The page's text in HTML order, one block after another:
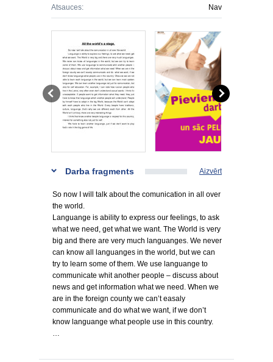
Atsauces: Nav
Darba fragments Aizvērt
So now I will talk about the comunication in all over
the world.
Languange is ability to express our feelings, to ask
what we need, get what we want. The World is very
big and there are very much languanges. We never
can know all languanges in the world, but we can
try to learn some of them. We use languange to
communicate whit another people – discuss about
news and get information what we need. When we
are in the foreign county we can’t easaly
communicate and do what we want, if we don’t
know languange what people use in this country.
…